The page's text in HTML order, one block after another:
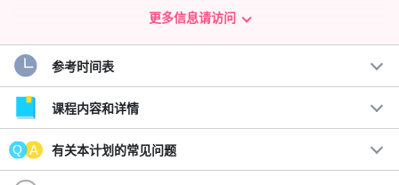
在西表岛引以为豪的峡谷中开展溪降之旅。
奥米亚河是一条溪流（淋浴攀爬）和瀑布游玩路线！
从溪流和大自然创造的滑道滑下时，孩子们和成年人都能享受到有
更多信息请访问
参考时间表
课程内容和详情
有关本计划的常见问题